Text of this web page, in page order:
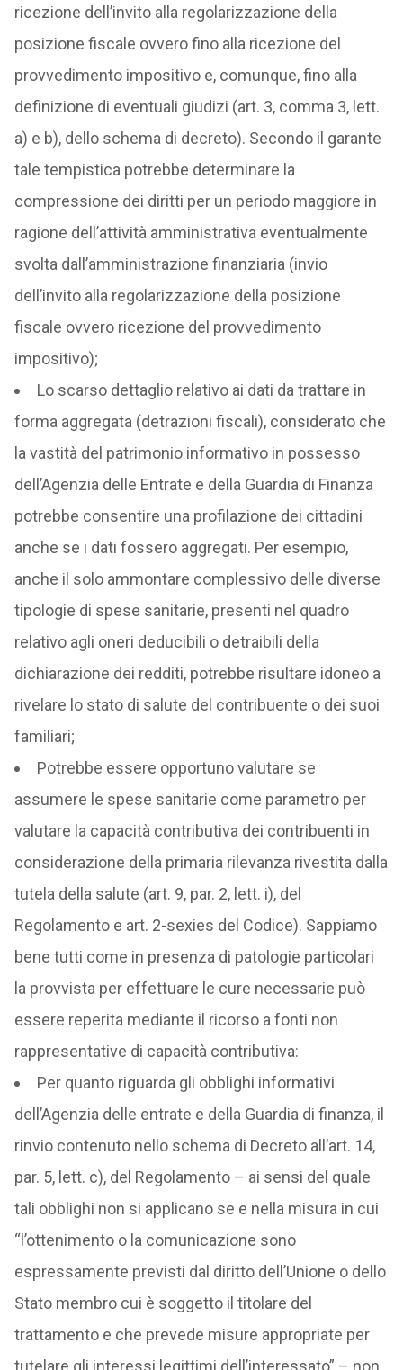
ricezione dell’invito alla regolarizzazione della
posizione fiscale ovvero fino alla ricezione del
provvedimento impositivo e, comunque, fino alla
definizione di eventuali giudizi (art. 3, comma 3, lett.
a) e b), dello schema di decreto). Secondo il garante
tale tempistica potrebbe determinare la
compressione dei diritti per un periodo maggiore in
ragione dell’attività amministrativa eventualmente
svolta dall’amministrazione finanziaria (invio
dell’invito alla regolarizzazione della posizione
fiscale ovvero ricezione del provvedimento
impositivo);
Lo scarso dettaglio relativo ai dati da trattare in
forma aggregata (detrazioni fiscali), considerato che
la vastità del patrimonio informativo in possesso
dell’Agenzia delle Entrate e della Guardia di Finanza
potrebbe consentire una profilazione dei cittadini
anche se i dati fossero aggregati. Per esempio,
anche il solo ammontare complessivo delle diverse
tipologie di spese sanitarie, presenti nel quadro
relativo agli oneri deducibili o detraibili della
dichiarazione dei redditi, potrebbe risultare idoneo a
rivelare lo stato di salute del contribuente o dei suoi
familiari;
Potrebbe essere opportuno valutare se
assumere le spese sanitarie come parametro per
valutare la capacità contributiva dei contribuenti in
considerazione della primaria rilevanza rivestita dalla
tutela della salute (art. 9, par. 2, lett. i), del
Regolamento e art. 2-sexies del Codice). Sappiamo
bene tutti come in presenza di patologie particolari
la provvista per effettuare le cure necessarie può
essere reperita mediante il ricorso a fonti non
rappresentative di capacità contributiva:
Per quanto riguarda gli obblighi informativi
dell’Agenzia delle entrate e della Guardia di finanza, il
rinvio contenuto nello schema di Decreto all’art. 14,
par. 5, lett. c), del Regolamento – ai sensi del quale
tali obblighi non si applicano se e nella misura in cui
“l’ottenimento o la comunicazione sono
espressamente previsti dal diritto dell’Unione o dello
Stato membro cui è soggetto il titolare del
trattamento e che prevede misure appropriate per
tutelare gli interessi legittimi dell’interessato” – non